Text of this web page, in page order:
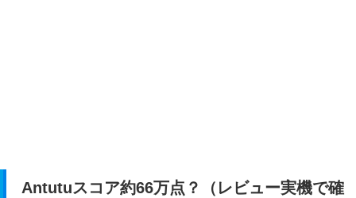
Antutuスコア約66万点？（レビュー実機で確